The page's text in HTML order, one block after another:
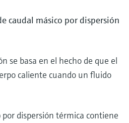
caudal másico por dispersión
se basa en el hecho de que el
caliente cuando un fluido
dispersión térmica contiene